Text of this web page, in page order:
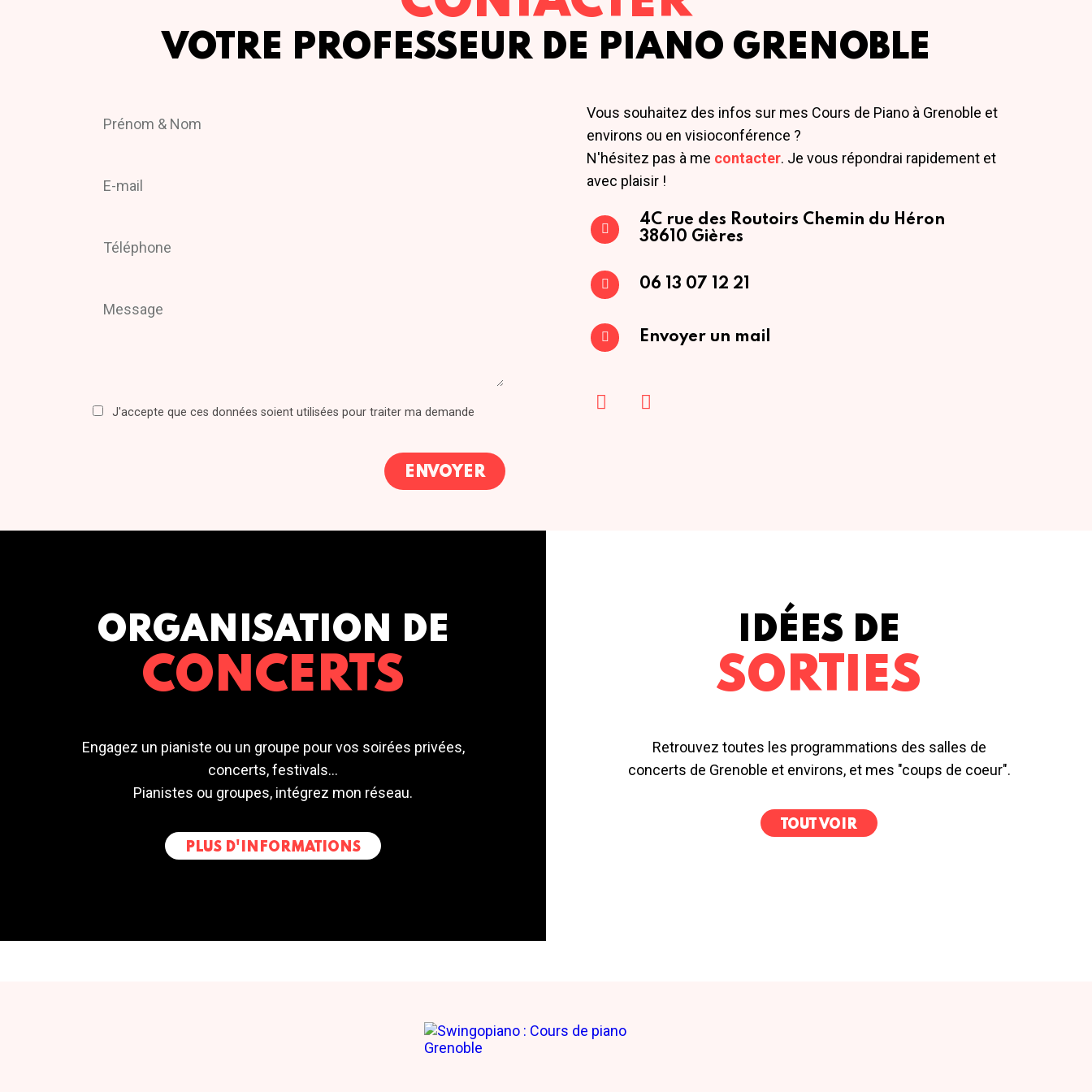
VOTRE PROFESSEUR DE PIANO GRENOBLE
Vous souhaitez des infos sur mes Cours de Piano à Grenoble et
environs ou en visioconférence ?
N'hésitez pas à me contacter. Je vous répondrai rapidement et
avec plaisir !
4C rue des Routoirs Chemin du Héron
38610 Gières
06 13 07 12 21
Envoyer un mail
J'accepte que ces données soient utilisées pour traiter ma demande
ORGANISATION DE
CONCERTS
Engagez un pianiste ou un groupe pour vos soirées privées,
concerts, festivals...
Pianistes ou groupes, intégrez mon réseau.
PLUS D'INFORMATIONS
IDÉES DE
SORTIES
Retrouvez toutes les programmations des salles de
concerts de Grenoble et environs, et mes "coups de coeur".
TOUT VOIR